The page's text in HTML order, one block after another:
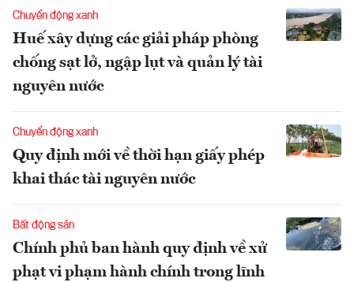
Chuyển động xanh
Huế xây dựng các giải pháp phòng
chống sạt lở, ngập lụt và quản lý tài
nguyên nước
Chuyển động xanh
Quy định mới về thời hạn giấy phép
khai thác tài nguyên nước
Bất động sản
Chính phủ ban hành quy định về xử
phạt vi phạm hành chính trong lĩnh